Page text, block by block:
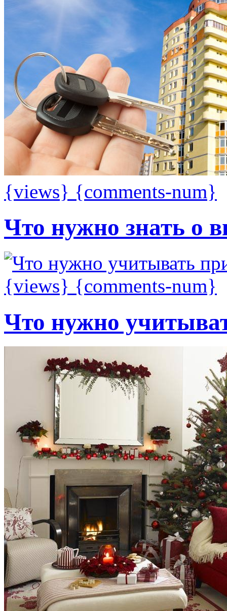
{views} {comments-num}
Что нужно знать о
{views} {comments-num}
Что нужно